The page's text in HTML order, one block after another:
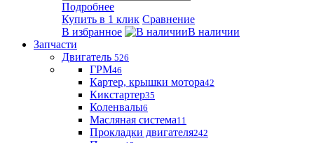
Подробнее
Купить в 1 клик Сравнение
В избранное
В наличии
Запчасти
Двигатель 526
ГРМ46
Картер, крышки мотора42
Кикстартер35
Коленвалы6
Масляная система11
Прокладки двигателя242